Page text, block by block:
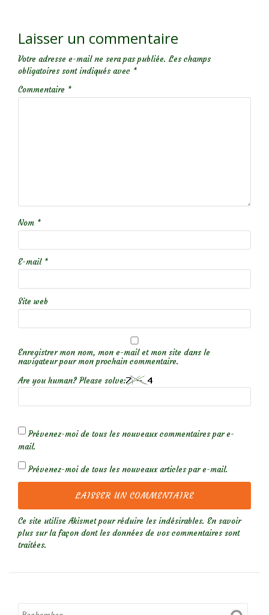
Laisser un commentaire
Votre adresse e-mail ne sera pas publiée. Les champs
obligatoires sont indiqués avec *
Commentaire *
Nom *
E-mail *
Site web
Enregistrer mon nom, mon e-mail et mon site dans le
navigateur pour mon prochain commentaire.
Are you human? Please solve:
Prévenez-moi de tous les nouveaux commentaires par e-
mail.
Prévenez-moi de tous les nouveaux articles par e-mail.
Ce site utilise Akismet pour réduire les indésirables. En savoir
plus sur la façon dont les données de vos commentaires sont
traitées.